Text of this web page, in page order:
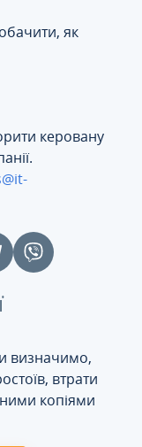
як
керовану
визначимо,
втрати
копіями